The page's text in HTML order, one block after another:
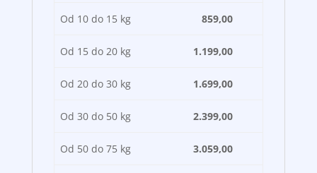
Od 10 do 15 kg 859,00
Od 15 do 20 kg 1.199,00
Od 20 do 30 kg 1.699,00
Od 30 do 50 kg 2.399,00
Od 50 do 75 kg 3.059,00